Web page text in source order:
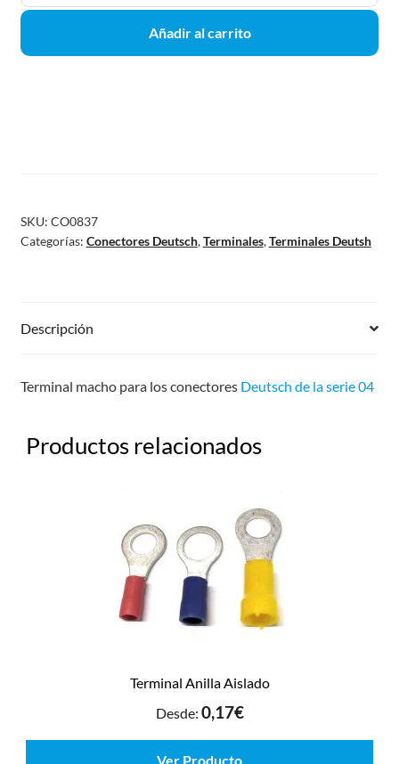
Añadir al carrito
SKU: CO0837
Categorías: Conectores Deutsch,Terminales,Terminales Deutsh
Descripción
Terminal macho para los conectores Deutsch de la serie 04
Productos relacionados
Terminal Anilla Aislado
Desde: 0,17€
Ver Producto